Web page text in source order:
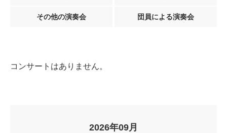
その他の演奏会 団員による演奏会
コンサートはありません。
2026年09月